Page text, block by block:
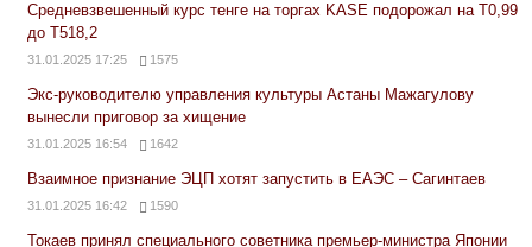
Средневзвешенный курс тенге на торгах KASE подорожал на Т0,99
до Т518,2
31.01.2025 17:25 1575
Экс-руководителю управления культуры Астаны Мажагулову
вынесли приговор за хищение
31.01.2025 16:54 1642
Взаимное признание ЭЦП хотят запустить в ЕАЭС – Сагинтаев
31.01.2025 16:42 1590
Токаев принял специального советника премьер-министра Японии